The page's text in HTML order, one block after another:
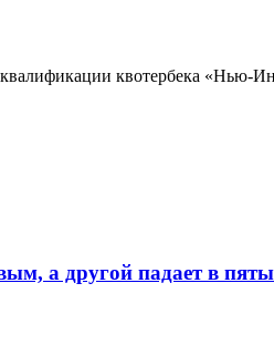
квотербека «Нью-
а другой падает в